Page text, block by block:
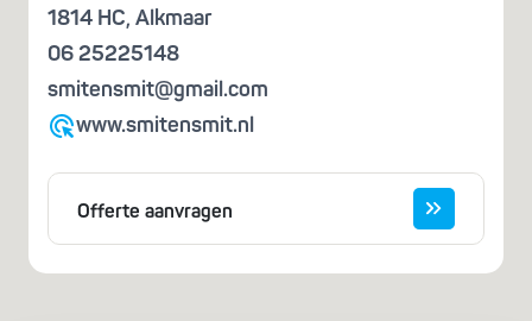
1814 HC, Alkmaar
06 25225148
smitensmit@gmail.com
www.smitensmit.nl
Offerte aanvragen